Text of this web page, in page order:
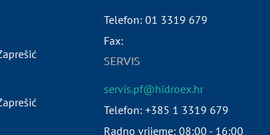
Telefon: 01 3319 679
Fax:
SERVIS
servis.pf@hidroex.hr
Telefon: +385 1 3319 679
Radno vrijeme: 08:00 - 16:00